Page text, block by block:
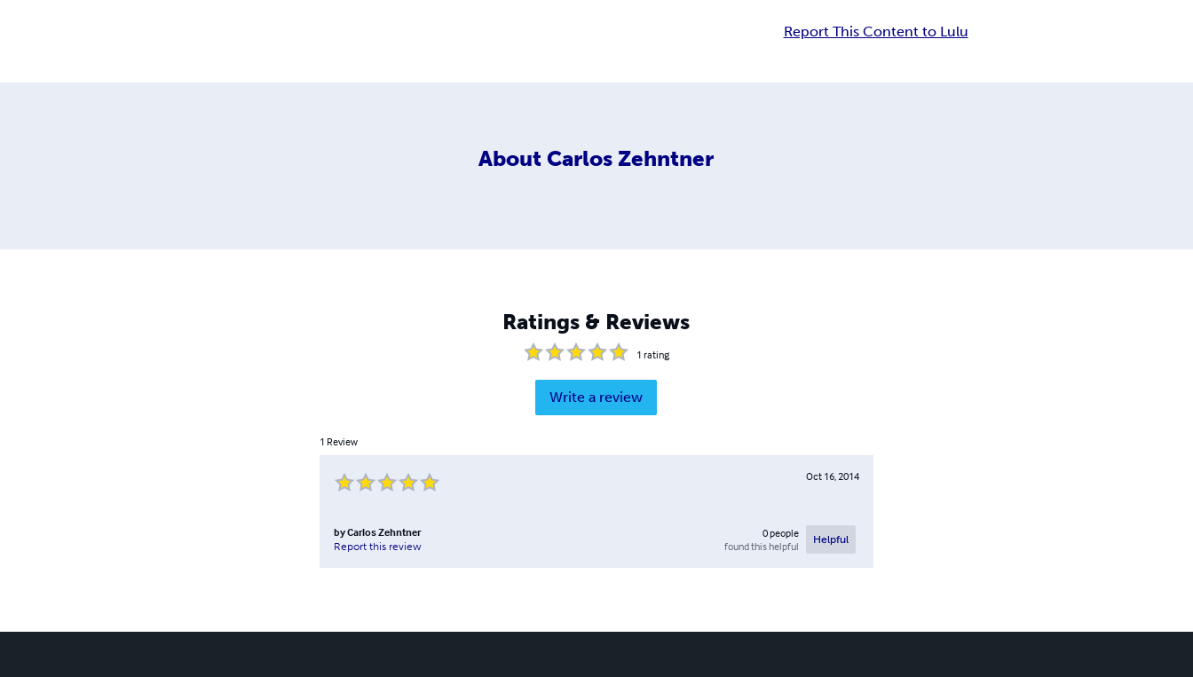
Report This Content to Lulu
About Carlos Zehntner
Ratings & Reviews
1 rating
Write a review
1 Review
Oct 16, 2014
byCarlos Zehntner
Report this review
0people
found this helpful
Helpful